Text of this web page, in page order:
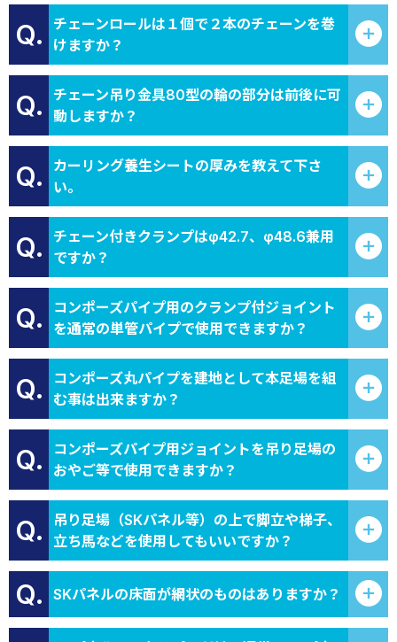
Q.
チェーンロールは１個で２本のチェーンを巻
けますか？
Q.
チェーン吊り金具80型の輪の部分は前後に可
動しますか？
Q.
カーリング養生シートの厚みを教えて下さ
い。
Q.
チェーン付きクランプはφ42.7、φ48.6兼用
ですか？
Q.
コンポーズパイプ用のクランプ付ジョイント
を通常の単管パイプで使用できますか？
Q.
コンポーズ丸パイプを建地として本足場を組
む事は出来ますか？
Q.
コンポーズパイプ用ジョイントを吊り足場の
おやご等で使用できますか？
Q.
吊り足場（SKパネル等）の上で脚立や梯子、
立ち馬などを使用してもいいですか？
Q. SKパネルの床面が網状のものはありますか？